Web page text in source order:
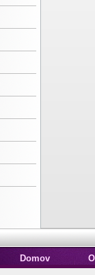
Domov